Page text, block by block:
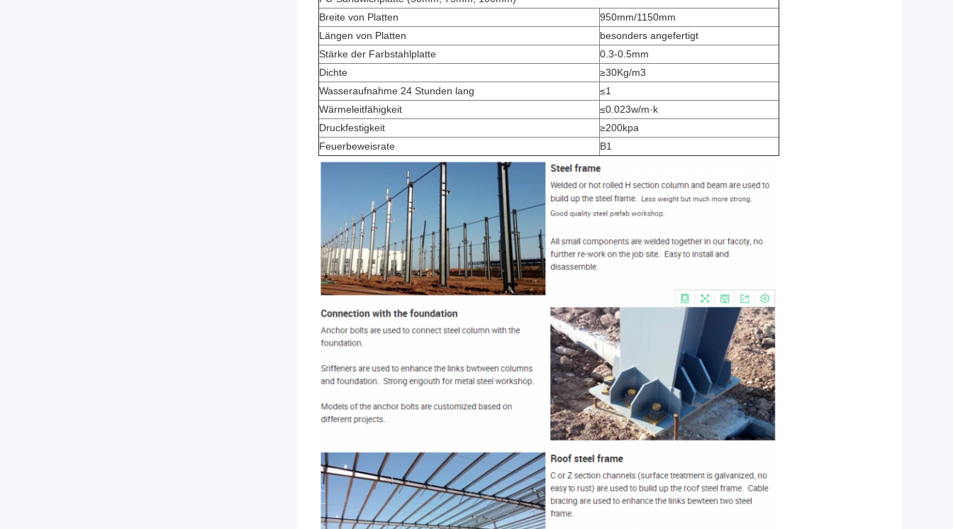
Breite von Platten
950mm/1150mm
Längen von Platten
besonders angefertigt
Stärke der Farbstahlplatte
0.3-0.5mm
Dichte
≥30Kg/m3
Wasseraufnahme 24 Stunden lang
≤1
Wärmeleitfähigkeit
≤0.023w/m·k
Druckfestigkeit
≥200kpa
Feuerbeweisrate
B1